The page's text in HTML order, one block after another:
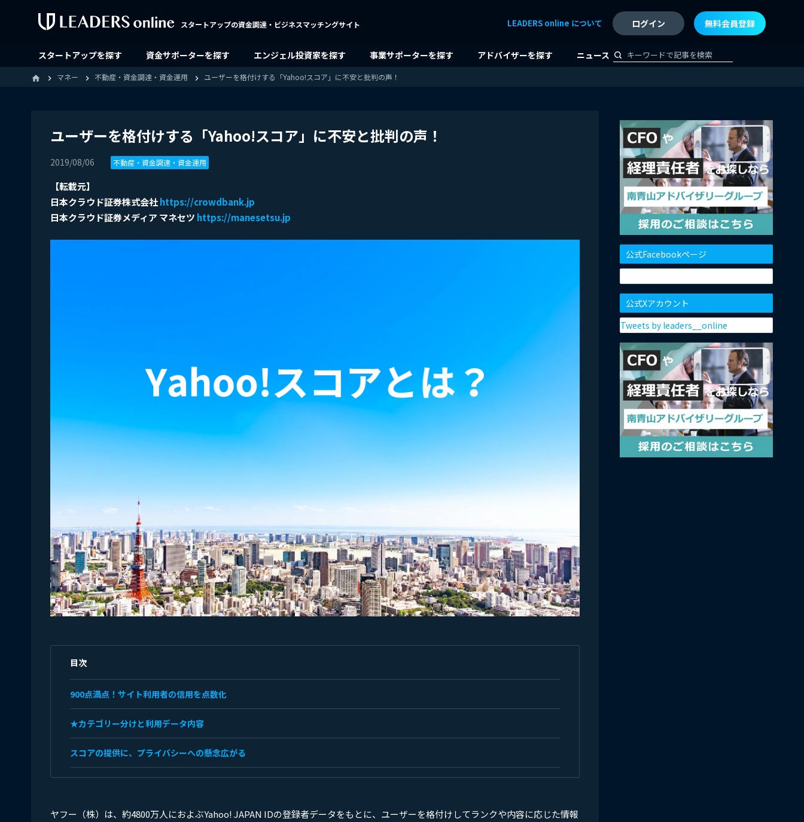
スタートアップの資金調達・ビジネスマッチングサイト ログイン 無料会員登録
スタートアップを探す 資金サポーターを探す エンジェル投資家を探す 事業サポーターを探す アドバイザーを探す ニュース
LEADERS online について
home マネー 不動産・資金調達・資金運用 ユーザーを格付けする「Yahoo!スコア」に不安と批判の声！
ユーザーを格付けする「Yahoo!スコア」に不安と批判の声！
2019/08/06 不動産・資金調達・資金運用
【転載元】
日本クラウド証券株式会社https://crowdbank.jp
日本クラウド証券メディア マネセツ https://manesetsu.jp
目次
900点満点！サイト利用者の信用を点数化
★カテゴリー分けと利用データ内容
スコアの提供に、プライバシーへの懸念広がる
ヤフー（株）は、約4800万人におよぶYahoo! JAPAN IDの登録者データをもとに、ユーザーを格付けしてランクや内容に応じた情報
公式Facebookページ
公式Xアカウント
Tweets by leaders__online